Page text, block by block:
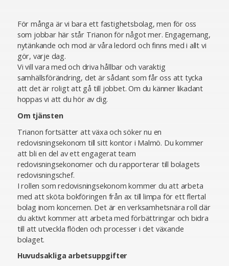
För många är vi bara ett fastighetsbolag, men för oss
som jobbar här står Trianon för något mer. Engagemang,
nytänkande och mod är våra ledord och finns med i allt vi
gör, varje dag.
Vi vill vara med och driva hållbar och varaktig
samhällsförändring, det är sådant som får oss att tycka
att det är roligt att gå till jobbet. Om du känner likadant
hoppas vi att du hör av dig.
Om tjänsten
Trianon fortsätter att växa och söker nu en
redovisningsekonom till sitt kontor i Malmö. Du kommer
att bli en del av ett engagerat team
redovisningsekonomer och du rapporterar till bolagets
redovisningschef.
I rollen som redovisningsekonom kommer du att arbeta
med att sköta bokföringen från ax till limpa för ett flertal
bolag inom koncernen. Det är en verksamhetsnära roll där
du aktivt kommer att arbeta med förbättringar och bidra
till att utveckla flöden och processer i det växande
bolaget.
Huvudsakliga arbetsuppgifter